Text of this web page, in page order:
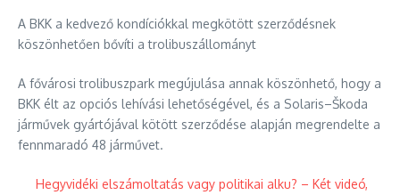
A BKK a kedvező kondíciókkal megkötött szerződésnek
köszönhetően bővíti a trolibuszállományt
A fővárosi trolibuszpark megújulása annak köszönhető, hogy a
BKK élt az opciós lehívási lehetőségével, és a Solaris–Škoda
járművek gyártójával kötött szerződése alapján megrendelte a
fennmaradó 48 járművet.
Hegyvidéki elszámoltatás vagy politikai alku? – Két videó,